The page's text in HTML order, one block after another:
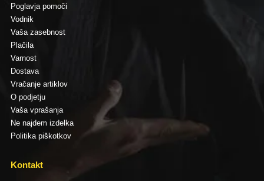
Poglavja pomoči
Vodnik
Vaša zasebnost
Plačila
Varnost
Dostava
Vračanje artiklov
O podjetju
Vaša vprašanja
Ne najdem izdelka
Politika piškotkov
Kontakt